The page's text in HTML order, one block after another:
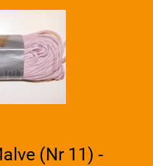
(Nr 11) -